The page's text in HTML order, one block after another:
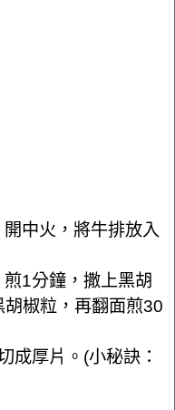
中火，將牛排放入
1分鐘，撒上黑胡
椒粒，再翻面煎30
成厚片。(小秘訣：